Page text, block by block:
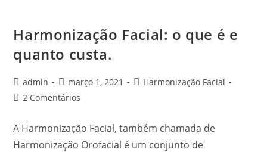
Harmonização Facial: o que é e
quanto custa.
admin março 1, 2021
Harmonização Facial
2 Comentários
A Harmonização Facial, também chamada de
Harmonização Orofacial é um conjunto de